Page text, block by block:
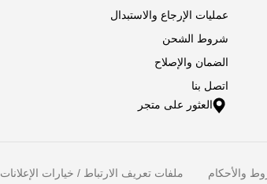
عمليات الإرجاع والاستبدال
شروط الشحن
الضمان والإصلاح
اتصل بنا
العثور على متجر
والأحكام ملفات تعريف الارتباط / خيارات الإعلانات